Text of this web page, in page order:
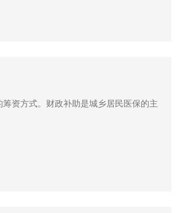
资方式。财政补助是城乡居民医保的主